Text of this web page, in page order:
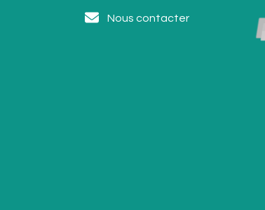
Nous contacter